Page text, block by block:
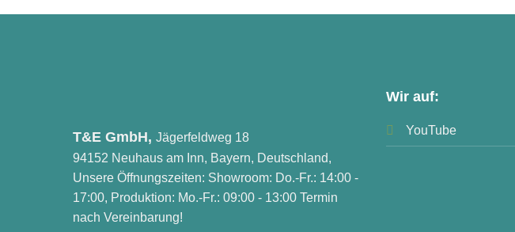
T&E GmbH, Jägerfeldweg 18
94152 Neuhaus am Inn, Bayern, Deutschland,
Unsere Öffnungszeiten: Showroom: Do.-Fr.: 14:00 -
17:00, Produktion: Mo.-Fr.: 09:00 - 13:00 Termin
nach Vereinbarung!
Wir auf:
YouTube